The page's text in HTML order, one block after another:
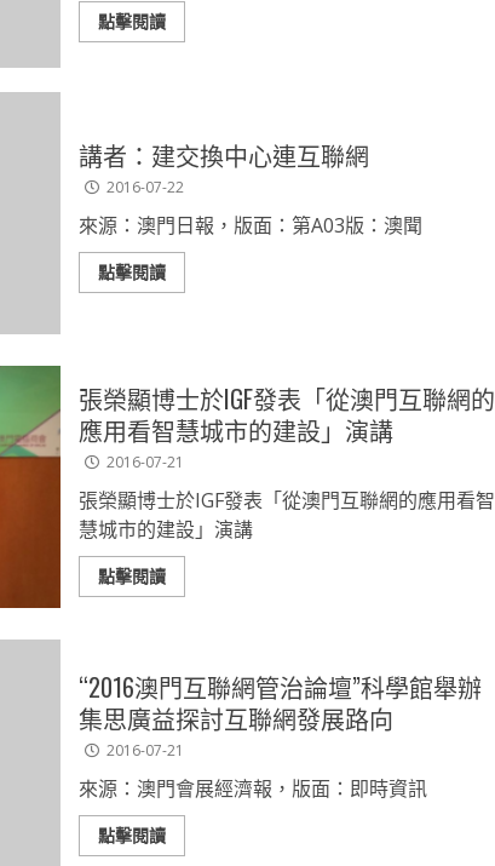
點擊閱讀
講者：建交換中心連互聯網
2016-07-22
來源：澳門日報，版面：第A03版：澳聞
點擊閱讀
張榮顯博士於IGF發表「從澳門互聯網的
應用看智慧城市的建設」演講
2016-07-21
張榮顯博士於IGF發表「從澳門互聯網的應用看智
慧城市的建設」演講
點擊閱讀
“2016澳門互聯網管治論壇”科學館舉辦
集思廣益探討互聯網發展路向
2016-07-21
來源：澳門會展經濟報，版面：即時資訊
點擊閱讀